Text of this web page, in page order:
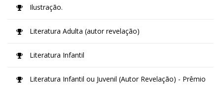
Ilustração.
Literatura Adulta (autor revelação)
Literatura Infantil
Literatura Infantil ou Juvenil (Autor Revelação) - Prêmio